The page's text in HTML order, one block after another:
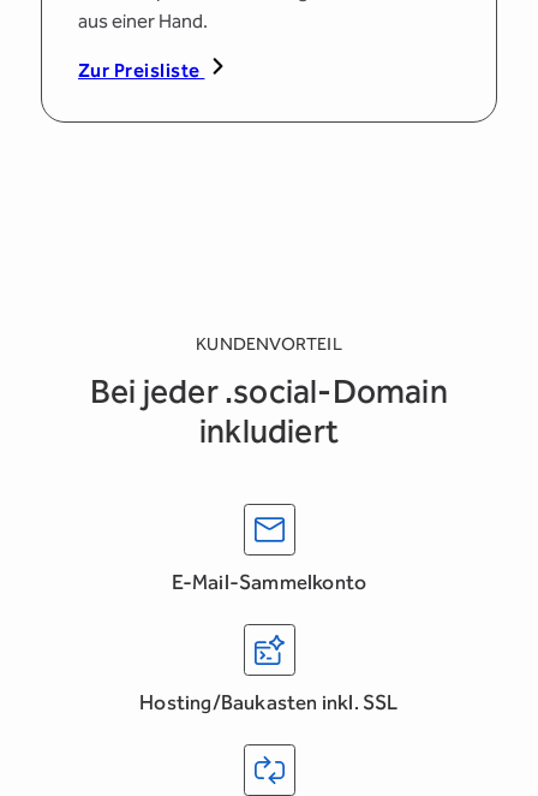
aus einer Hand.
Zur Preisliste
KUNDENVORTEIL
Bei jeder .social-Domain
inkludiert
E-Mail-Sammelkonto
Hosting/Baukasten inkl. SSL